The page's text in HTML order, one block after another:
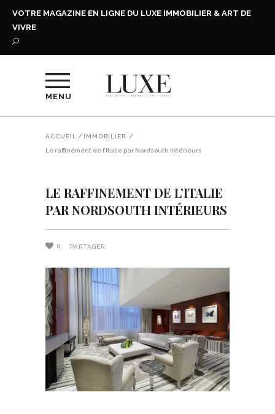
VOTRE MAGAZINE EN LIGNE DU LUXE IMMOBILIER & ART DE
VIVRE
MENU
ACCUEIL / IMMOBILIER /
Le raffinement de l’Italie par Nordsouth Intérieurs
LE RAFFINEMENT DE L’ITALIE
PAR NORDSOUTH INTÉRIEURS
0 PARTAGER